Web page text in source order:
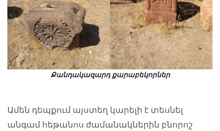
Քանդակազարդ քարաբեկորներ
Ամեն դեպքում այստեղ կարելի է տեսնել
անգամ հեթանոս ժամանակներին բնորոշ